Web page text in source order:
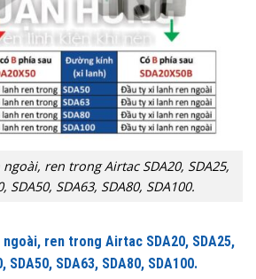
ren trong Airtac SDA20, SDA25,
SDA50, SDA63, SDA80, SDA100.
ren trong Airtac SDA20, SDA25,
SDA50, SDA63, SDA80, SDA100.